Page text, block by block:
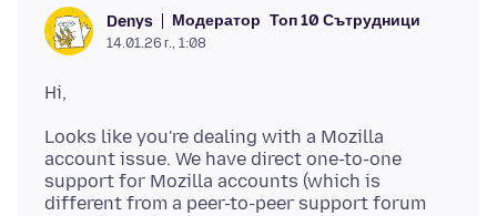
Denys Модератор Топ 10 Сътрудници
14.01.26 г., 1:08
Looks like you're dealing with a Mozilla
account issue. We have direct one-to-one
support for Mozilla accounts (which is
different from a peer-to-peer support forum